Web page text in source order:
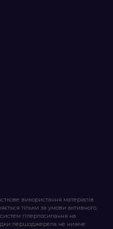
використання матеріалів
тільки за умови активного,
гіперпосилання на
першоджерела не нижче